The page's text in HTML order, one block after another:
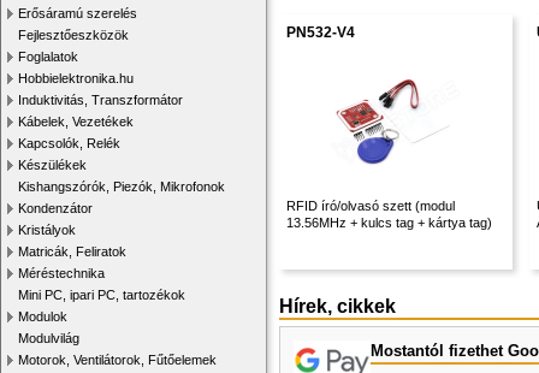
Erősáramú szerelés
Fejlesztőeszközök
Foglalatok
Hobbielektronika.hu
Induktivitás, Transzformátor
Kábelek, Vezetékek
Kapcsolók, Relék
Készülékek
Kishangszórók, Piezók, Mikrofonok
Kondenzátor
Kristályok
Matricák, Feliratok
Méréstechnika
Mini PC, ipari PC, tartozékok
Modulok
Modulvilág
Motorok, Ventilátorok, Fűtőelemek
PN532-V4
RFID író/olvasó szett (modul
13.56MHz + kulcs tag + kártya tag)
Hírek, cikkek
Mostantól fizethet